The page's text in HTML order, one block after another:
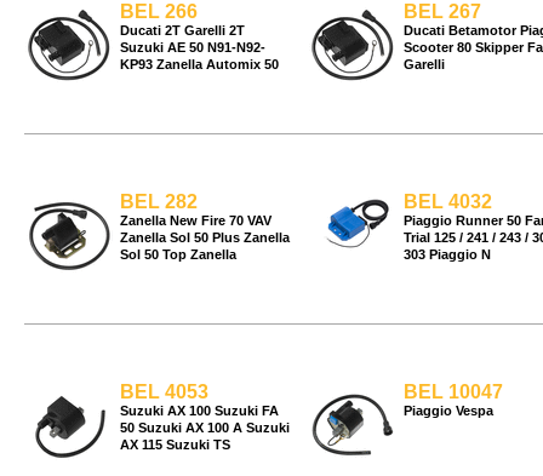
BEL 266
Ducati 2T Garelli 2T
Suzuki AE 50 N91-N92-
KP93 Zanella Automix 50
BEL 267
Ducati Betamotor
Scooter 80 Skipper
Garelli
BEL 282
Zanella New Fire 70 VAV
Zanella Sol 50 Plus Zanella
Sol 50 Top Zanella
BEL 4032
Piaggio Runner 50
Trial 125 / 241 / 243 /
303 Piaggio N
BEL 4053
Suzuki AX 100 Suzuki FA
50 Suzuki AX 100 A Suzuki
AX 115 Suzuki TS
BEL 10047
Piaggio Vespa